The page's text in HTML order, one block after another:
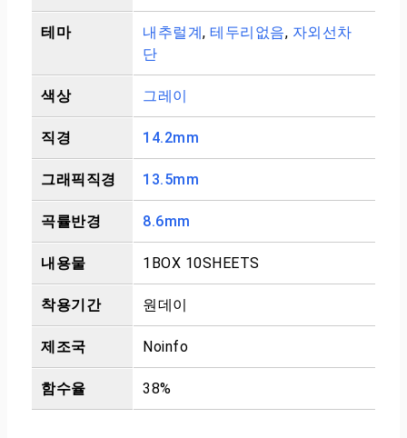
테마 내추럴계, 테두리없음, 자외선차
단
색상 그레이
직경 14.2mm
그래픽직경 13.5mm
곡률반경 8.6mm
내용물 1BOX 10SHEETS
착용기간 원데이
제조국 Noinfo
함수율 38%